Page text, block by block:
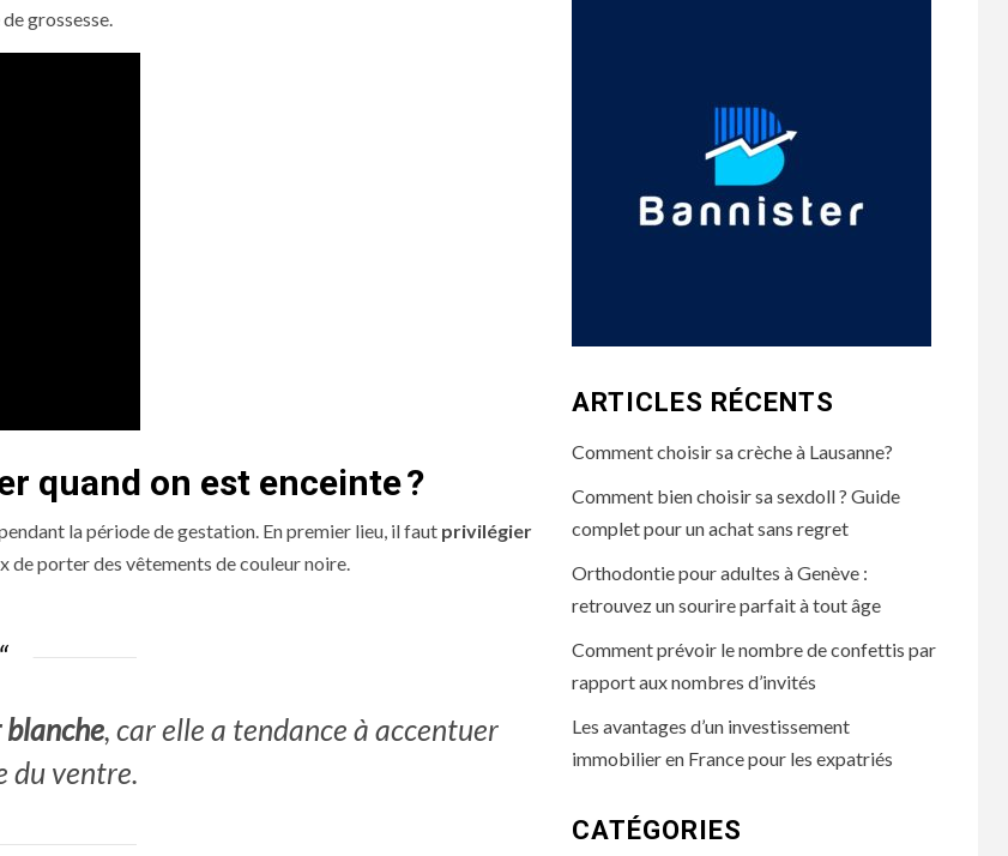
grossesse.
quand on est enceinte?
la période de gestation. En premier lieu, il faut privilégier
de porter des vêtements de couleur noire.
, car elle a tendance à accentuer
du ventre.
ARTICLES RÉCENTS
Comment choisir sa crèche à Lausanne?
Comment bien choisir sa sexdoll ? Guide
complet pour un achat sans regret
Orthodontie pour adultes à Genève :
retrouvez un sourire parfait à tout âge
Comment prévoir le nombre de confettis par
rapport aux nombres d’invités
Les avantages d’un investissement
immobilier en France pour les expatriés
CATÉGORIES